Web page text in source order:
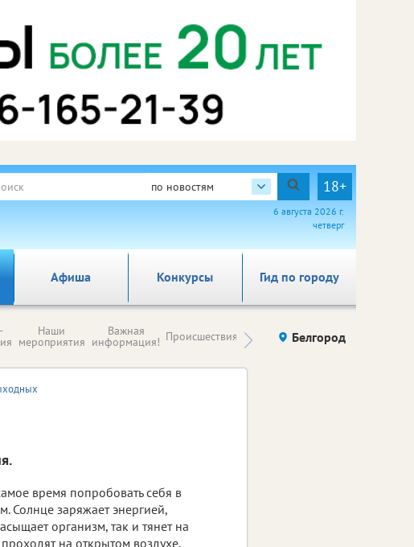
по новостям 18+
6 августа 2026 г.
четверг
Афиша Гид по городу
Конкурсы
Наши
мероприятия
Важная
информация! Происшествия Здоровье компаний (на
правах
Белгород
время попробовать себя в
Солнце заряжает энергией,
организм, так и тянет на
на открытом воздухе.